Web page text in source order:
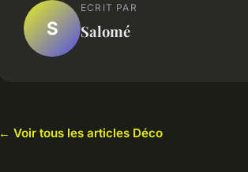
S
ECRIT PAR
Salomé
← Voir tous les articles Déco